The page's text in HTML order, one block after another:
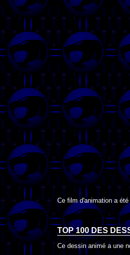
Ce film d'animation a
TOP 100 DES
Ce dessin animé a une